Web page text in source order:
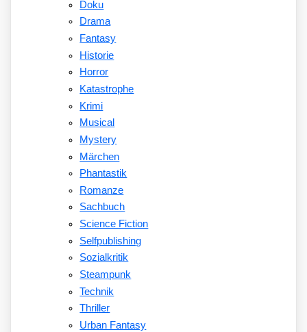
Doku
Drama
Fantasy
Historie
Horror
Katastrophe
Krimi
Musical
Mystery
Märchen
Phantastik
Romanze
Sachbuch
Science Fiction
Selfpublishing
Sozialkritik
Steampunk
Technik
Thriller
Urban Fantasy